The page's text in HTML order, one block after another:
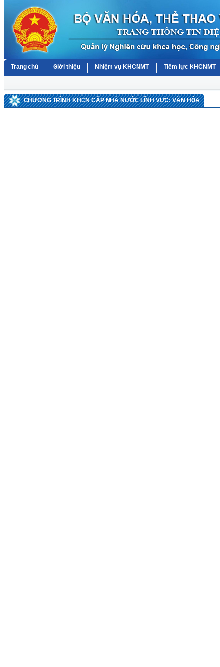
Trang chủ Giới thiệu Nhiệm vụ KHCNMT Tiềm lực KHCNMT
CHƯƠNG TRÌNH KHCN CẤP NHÀ NƯỚC LĨNH VỰC: VĂN HÓA